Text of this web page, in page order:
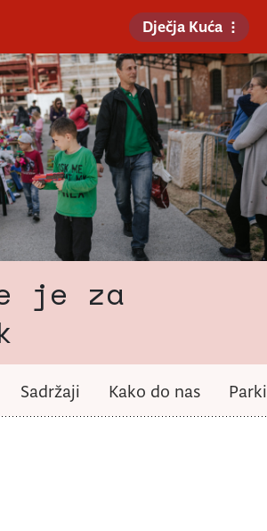
Dječja Kuća
je za
Sadržaji Kako do nas